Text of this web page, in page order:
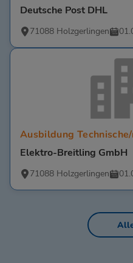
Deutsche Post DHL
71088 Holzgerlingen
Ausbildung
Elektro-Breitling GmbH
71088 Holzgerlingen